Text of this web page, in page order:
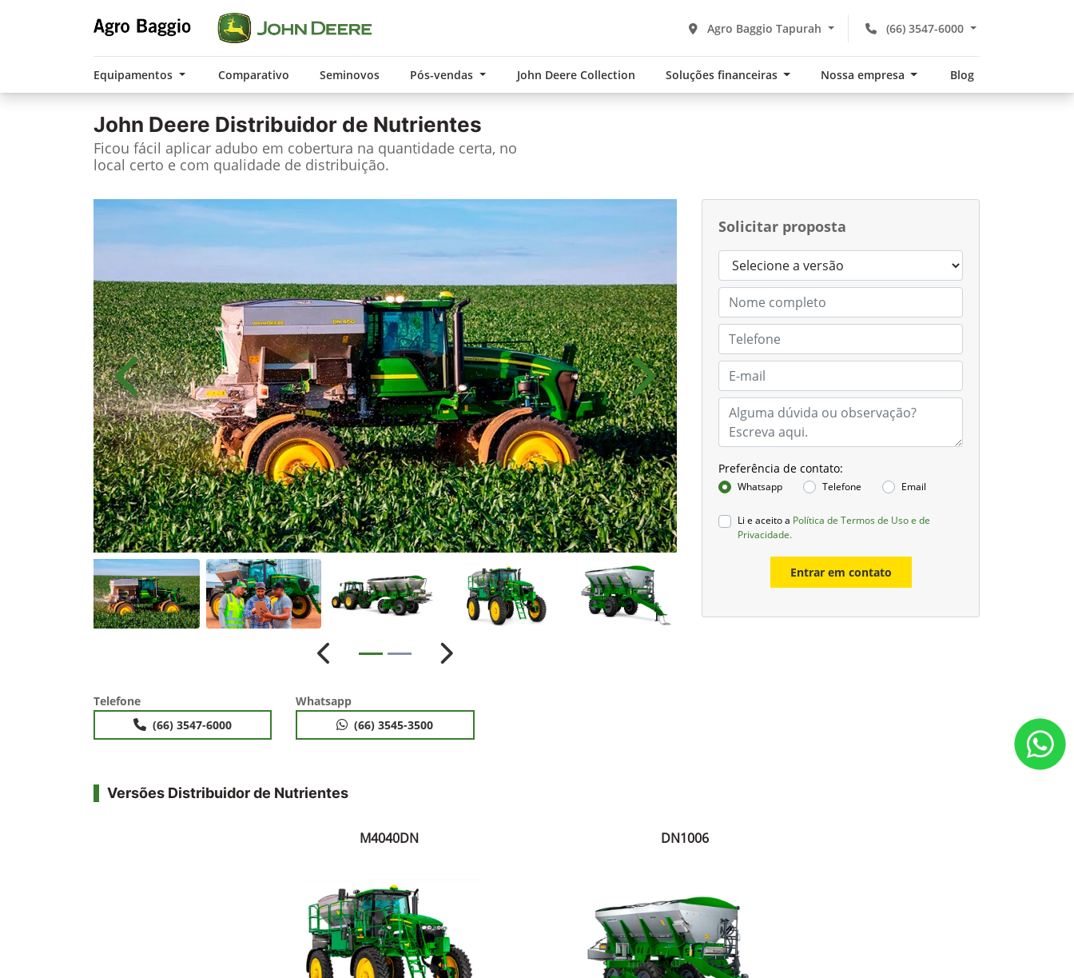
(66) 3547-6000
Agro Baggio Tapurah
Equipamentos Comparativo Seminovos Pós-vendas John Deere Collection Soluções financeiras Nossa empresa Blog
John Deere Distribuidor de Nutrientes
Ficou fácil aplicar adubo em cobertura na quantidade certa, no
local certo e com qualidade de distribuição.
Solicitar proposta
Preferência de contato:
Whatsapp Telefone Email
Li e aceito a Política de Termos de Uso e de
Privacidade.
Entrar em contato
Anterior Próximo
Anterior Próximo
Telefone
(66) 3547-6000
Whatsapp
(66) 3545-3500
Versões Distribuidor de Nutrientes
M4040DN DN1006